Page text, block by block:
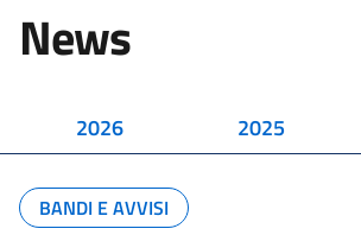
News
2026 2025
BANDI E AVVISI